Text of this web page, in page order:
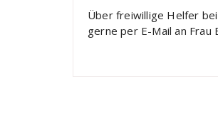
Über freiwillige Helfer
gerne per E-Mail an